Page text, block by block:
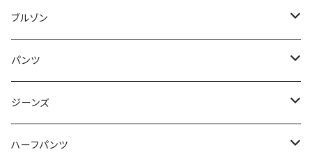
50/XL～
48/L
50/XL～
46/M
48/L
50/XL～
～44/S
46/M
48/L
50/XL～
ブルゾン
～44/S
46/M
48/L
パンツ
～44/S
46/M
ジーンズ
～44/S
ハーフパンツ